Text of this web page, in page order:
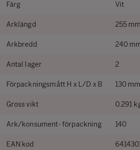
Färg Vit
Arklängd 255 mm
Arkbredd 240
Antal lager 2
Förpackningsmått H x L/D x B 130
Gross vikt 0.291
Ark/konsument- förpackning 140
EAN kod